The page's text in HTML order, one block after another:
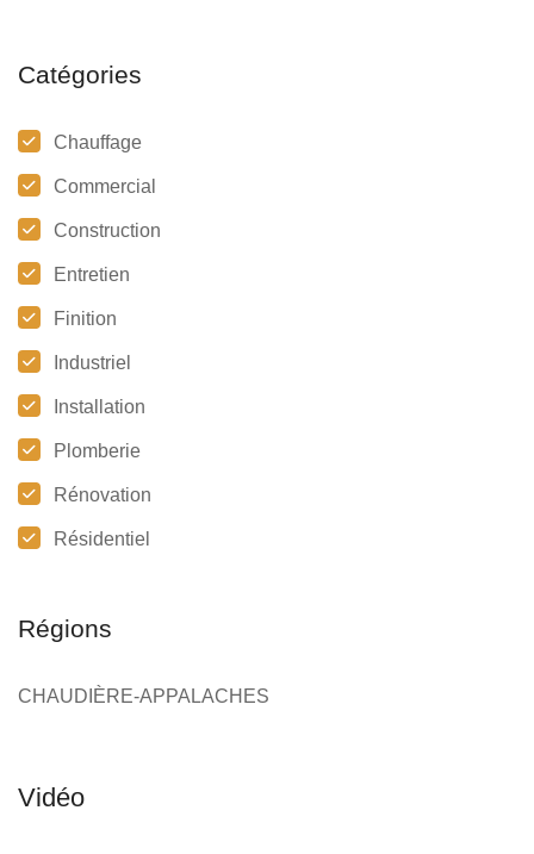
Catégories
Chauffage
Commercial
Construction
Entretien
Finition
Industriel
Installation
Plomberie
Rénovation
Résidentiel
Régions
CHAUDIÈRE-APPALACHES